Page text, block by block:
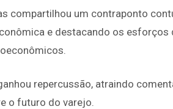
compartilhou um contraponto
e destacando os
repercussão, atraindo
o futuro do varejo.